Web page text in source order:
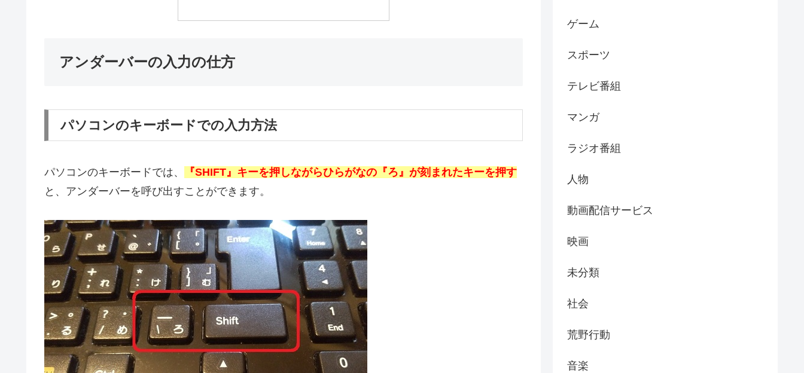
アンダーバーの入力の仕方
パソコンのキーボードでの入力方法
パソコンのキーボードでは、
『SHIFT』キーを押しながらひらがなの『ろ』が刻まれたキーを押す
と、アンダーバーを呼び出すことができます。
ゲーム
スポーツ
テレビ番組
マンガ
ラジオ番組
人物
動画配信サービス
映画
未分類
社会
荒野行動
音楽